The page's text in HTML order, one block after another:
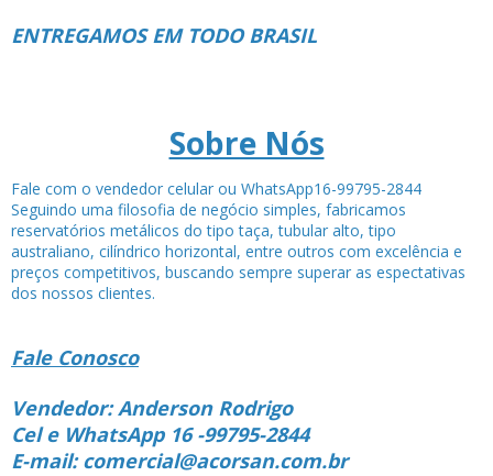
ENTREGAMOS EM TODO BRASIL
Sobre Nós
Fale com o vendedor celular ou WhatsApp16-99795-2844
Seguindo uma filosofia de negócio simples, fabricamos
reservatórios metálicos do tipo taça, tubular alto, tipo
australiano, cilíndrico horizontal, entre outros com excelência e
preços competitivos, buscando sempre superar as espectativas
dos nossos clientes.
Fale Conosco
Vendedor: Anderson Rodrigo
Cel e WhatsApp 16 -99795-2844
E-mail: comercial@acorsan.com.br